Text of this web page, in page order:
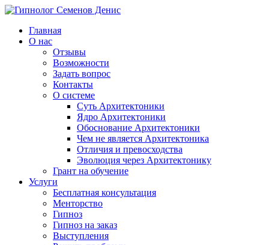
Главная
О нас
Отзывы
Возможности
Задать вопрос
Контакты
О системе
Суть Архитектоники
Ядро Архитектоники
Обоснование Архитектоники
Чем не является Архитектоника
Отличия и превосходства
Эволюция через Архитектонику
Грант на обучение
Услуги
Бесплатная консультация
Менторство
Гипноз
Гипноз на заказ
Выступления